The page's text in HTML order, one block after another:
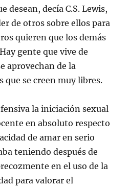
desean, decía C.S. Lewis,
de otros sobre ellos para
quieren que los demás
gente que vive de
aprovechan de la
que se creen muy libres.
la iniciación sexual
en absoluto respecto
de amar en serio
teniendo después de
en el uso de la
para valorar el